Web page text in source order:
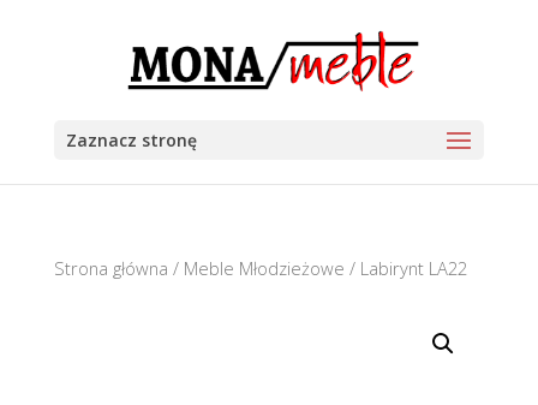
Zaznacz stronę
Strona główna / Meble Młodzieżowe / Labirynt LA22